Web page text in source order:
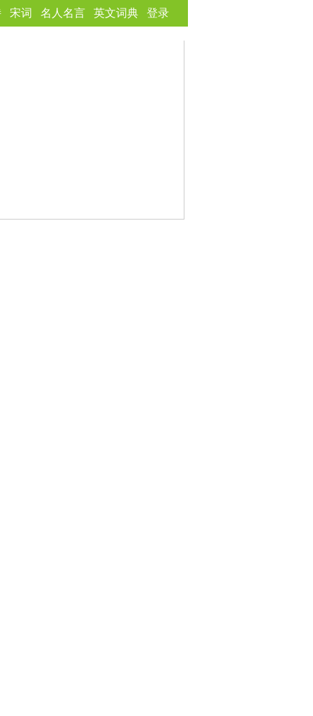
宋词 名人名言 英文词典 登录